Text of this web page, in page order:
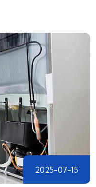
2025-07-15